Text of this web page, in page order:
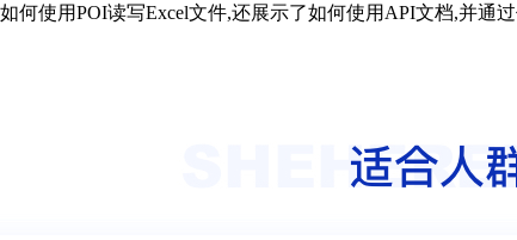
何使用POI读写Excel文件,还展示了如何使用API文档,并通